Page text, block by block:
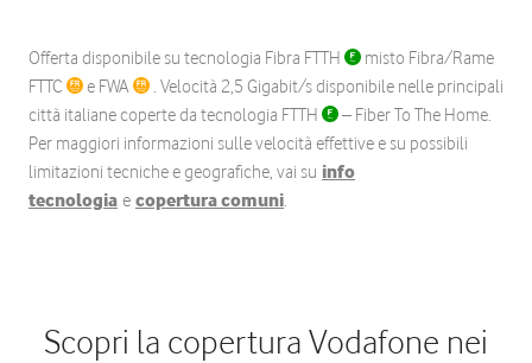
Offerta disponibile su tecnologia Fibra FTTH
misto Fibra/Rame
FTTC
e FWA
. Velocità 2,5 Gigabit/s disponibile nelle principali
città italiane coperte da tecnologia FTTH
– Fiber To The Home.
Per maggiori informazioni sulle velocità effettive e su possibili
limitazioni tecniche e geografiche, vai su info
tecnologia e copertura comuni.
Scopri la copertura Vodafone nei